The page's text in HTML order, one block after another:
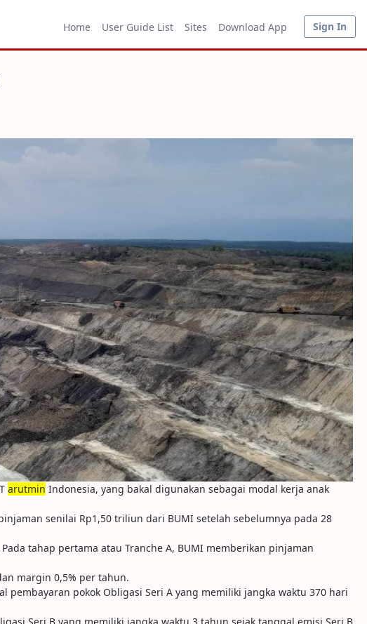
Home User Guide List Sites Download App Sign In
arutmin Indonesia, yang bakal digunakan sebagai modal kerja anak
senilai Rp1,50 triliun dari BUMI setelah sebelumnya pada 28
tahap pertama atau Tranche A, BUMI memberikan pinjaman
margin 0,5% per tahun.
pokok Obligasi Seri A yang memiliki jangka waktu 370 hari